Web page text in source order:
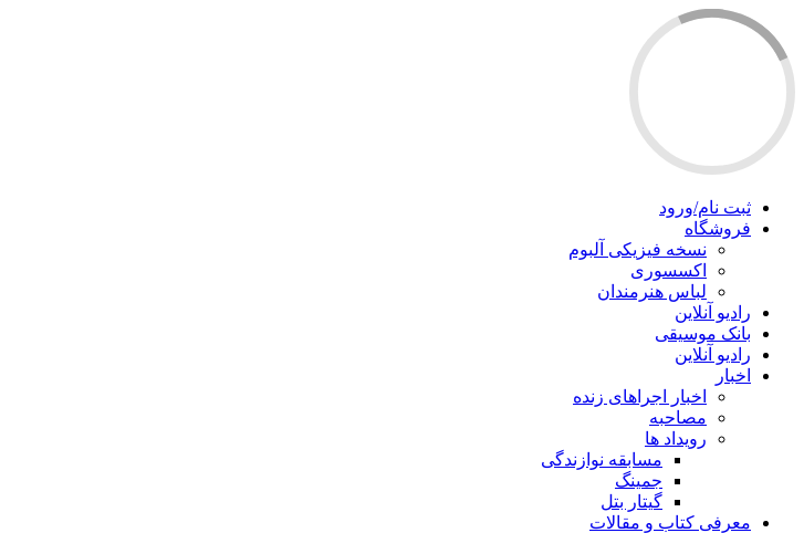
ثبت نام/ورود
فروشگاه
نسخه فیزیکی آلبوم
اکسسوری
لباس هنرمندان
رادیو آنلاین
بانک موسیقی
رادیو آنلاین
اخبار
اخبار اجراهای زنده
مصاحبه
رویداد ها
مسابقه نوازندگی
جمینگ
گیتار بتل
معرفی کتاب و مقالات